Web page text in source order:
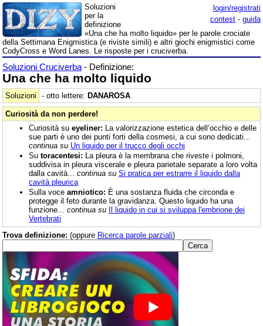
login/registrati
contest - guida
Soluzioni
per la
definizione
«Una che ha molto liquido» per le parole crociate
della Settimana Enigmistica (e riviste simili) e altri giochi enigmistici come
CodyCross e Word Lanes. Le risposte per i cruciverba.
Soluzioni Cruciverba - Definizione:
Una che ha molto liquido
Soluzioni - otto lettere: DANAROSA
Curiosità da non perdere!
Curiosità su eyeliner: La valorizzazione estetica dell’occhio e delle
sue parti è uno dei punti forti della cosmesi, a cui sono dedicati...
continua su Un liquido per il trucco degli occhi
Su toracentesi: La pleura è la membrana che riveste i polmoni,
suddivisa in pleura viscerale e pleura parietale separate a loro volta
dalla cavità... continua su Si pratica per estrarre il liquido dalla
cavità pleurica
Sulla voce amniotico: È una sostanza fluida che circonda e
protegge il feto durante la gravidanza. Questo liquido ha una
funzione... continua su Il liquido in cui si sviluppa l'embrione dei
Vertebrati
Trova definizione: (oppure Ricerca parole parziali)